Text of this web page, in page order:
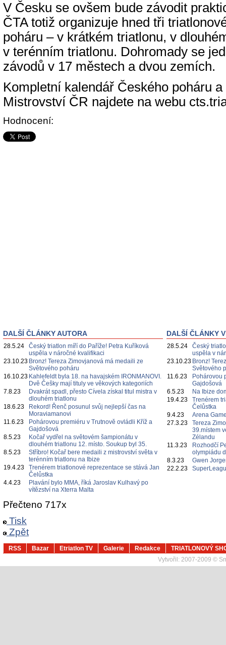
V Česku se ovšem bude závodit
ČTA totiž organizuje hned tři
poháru – v krátkém triatlonu, v
v terénním triatlonu. Dohromady se
závodů v 17 městech a dvou zemích.
Kompletní kalendář Českého poháru a
Mistrovství ČR najdete na webu
Hodnocení:
DALŠÍ ČLÁNKY AUTORA
28.5.24
Český triatlon míří do Paříže! Petra Kuříková
uspěla v náročné kvalifikaci
23.10.23 Bronz! Tereza Zimovjanová má medaili ze
Světového poháru
16.10.23 Kahlefeldt byla 18. na havajském IRONMANOVI.
Dvě Češky mají tituly ve věkových kategoriích
7.8.23
Dvakrát spadl, přesto Cívela získal titul mistra v
dlouhém triatlonu
18.6.23
Rekord! Řenč posunul svůj nejlepší čas na
Moraviamanovi
11.6.23
Pohárovou premiéru v Trutnově ovládli Kříž a
Gajdošová
8.5.23
Kočař vydřel na světovém šampionátu v
dlouhém triatlonu 12. místo. Soukup byl 35.
8.5.23
Stříbro! Kočař bere medaili z mistrovství světa v
terénním triatlonu na Ibize
19.4.23
Trenérem triatlonové reprezentace se stává Jan
Čelůstka
4.4.23
Plavání bylo MMA, říká Jaroslav Kulhavý po
vítězství na Xterra Malta
DALŠÍ ČLÁNKY
28.5.24
Český
uspěla v
23.10.23 Bronz!
Světového
11.6.23
Pohárovou
Gajdošová
6.5.23
Na Ibize
19.4.23
Trenérem
Čelůstka
9.4.23
Arena
27.3.23
Tereza
39.místem
Zélandu
11.3.23
Rozhodčí
olympiádu
8.3.23
Gwen
22.2.23
Přečteno 717x
Tisk
Zpět
RSS Bazar Etriatlon TV Galerie Redakce
TRIATLONOVÝ
Vytvořil: 2007-2009 ©